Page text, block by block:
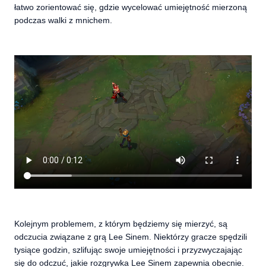
łatwo zorientować się, gdzie wycelować umiejętność mierzoną
podczas walki z mnichem.
Kolejnym problemem, z którym będziemy się mierzyć, są
odczucia związane z grą Lee Sinem. Niektórzy gracze spędzili
tysiące godzin, szlifując swoje umiejętności i przyzwyczajając
się do odczuć, jakie rozgrywka Lee Sinem zapewnia obecnie.